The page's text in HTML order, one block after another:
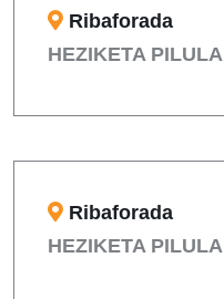
Ribaforada
HEZIKETA PILULA
Ribaforada
HEZIKETA PILULA